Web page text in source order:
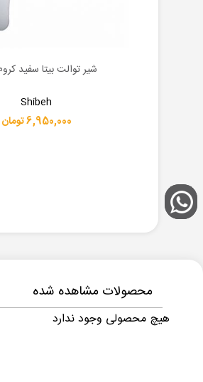
اطلاعات بیشتر
شیر توالت بیتا سفید
Shibeh
6,950,000 تومان
محصولات مشاهده شده
هیچ محصولی وجود ندارد